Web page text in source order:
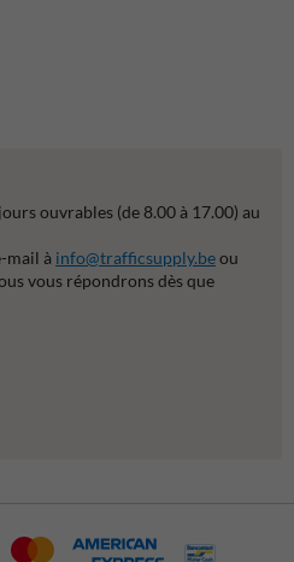
ouvrables (de 8.00 à 17.00) au
mail à info@trafficsupply.beou
vous répondrons dès que